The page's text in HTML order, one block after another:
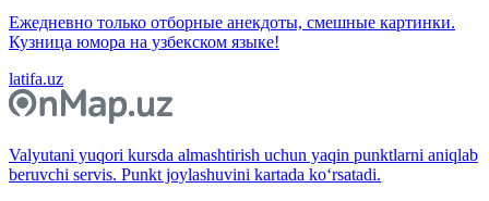
Ежедневно только отборные анекдоты, смешные картинки.
Кузница юмора на узбекском языке!
latifa.uz
Valyutani yuqori kursda almashtirish uchun yaqin punktlarni aniqlab
beruvchi servis. Punkt joylashuvini kartada ko‘rsatadi.